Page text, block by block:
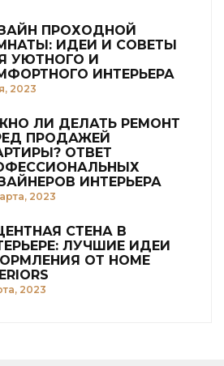
ПРОХОДНОЙ
ИДЕИ И СОВЕТЫ
УЮТНОГО И
ИНТЕРЬЕРА
2023
ЛИ ДЕЛАТЬ РЕМОНТ
ПРОДАЖЕЙ
ОТВЕТ
ИНТЕРЬЕРА
2023
СТЕНА В
ЛУЧШИЕ ИДЕИ
ОТ HOME
2023